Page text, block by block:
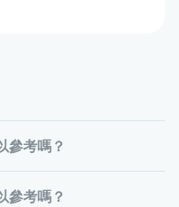
參考嗎？
參考嗎？